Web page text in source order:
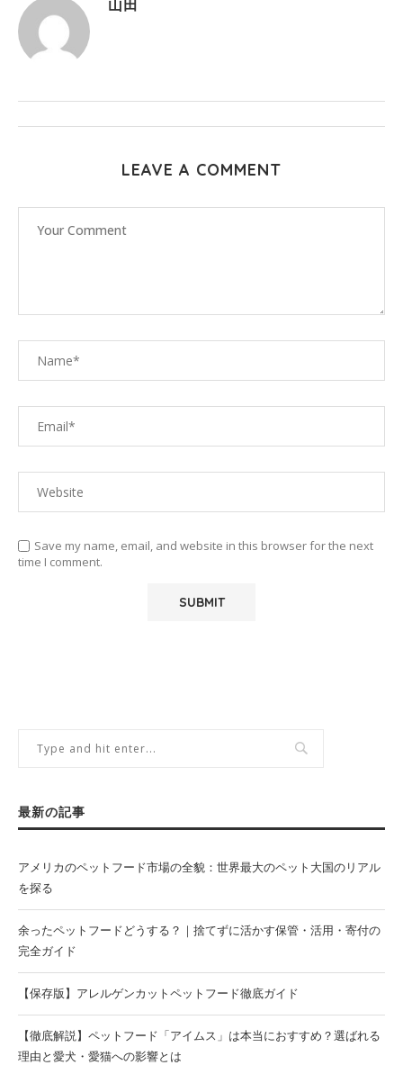
山田
LEAVE A COMMENT
Save my name, email, and website in this browser for the next
time I comment.
最新の記事
アメリカのペットフード市場の全貌：世界最大のペット大国のリアル
を探る
余ったペットフードどうする？｜捨てずに活かす保管・活用・寄付の
完全ガイド
【保存版】アレルゲンカットペットフード徹底ガイド
【徹底解説】ペットフード「アイムス」は本当におすすめ？選ばれる
理由と愛犬・愛猫への影響とは